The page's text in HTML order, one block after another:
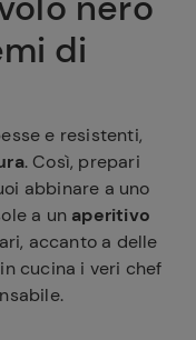
di
e resistenti,
. Così, prepari
abbinare a uno
a un aperitivo
accanto a delle
cucina i veri chef